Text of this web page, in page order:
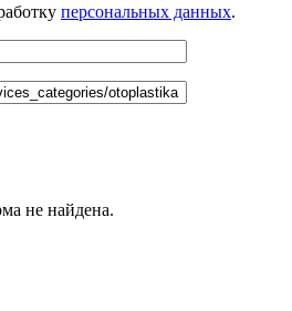
персональных данных.
не найдена.